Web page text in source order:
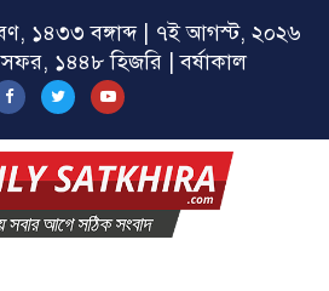
১৪৩৩ বঙ্গাব্দ | ৭ই আগস্ট, ২০২৬
সফর, ১৪৪৮ হিজরি | বর্ষাকাল